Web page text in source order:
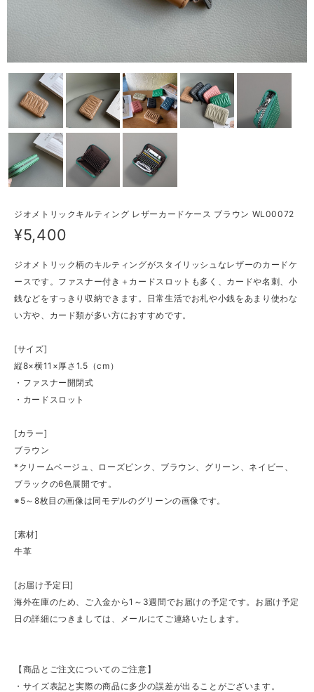
ジオメトリックキルティング レザーカードケース ブラウン WL00072
¥5,400
ジオメトリック柄のキルティングがスタイリッシュなレザーのカードケ
ースです。ファスナー付き＋カードスロットも多く、カードや名刺、小
銭などをすっきり収納できます。日常生活でお札や小銭をあまり使わな
い方や、カード類が多い方におすすめです。
[サイズ]
縦8×横11×厚さ1.5（cm）
・ファスナー開閉式
・カードスロット
[カラー]
ブラウン
*クリームベージュ、ローズピンク、ブラウン、グリーン、ネイビー、
ブラックの6色展開です。
※5～8枚目の画像は同モデルのグリーンの画像です。
[素材]
牛革
[お届け予定日]
海外在庫のため、ご入金から1～3週間でお届けの予定です。お届け予定
日の詳細につきましては、メールにてご連絡いたします。
【商品とご注文についてのご注意】
・サイズ表記と実際の商品に多少の誤差が出ることがございます。